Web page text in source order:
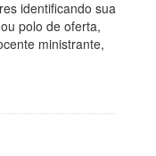
identificando sua
polo de oferta,
ministrante,